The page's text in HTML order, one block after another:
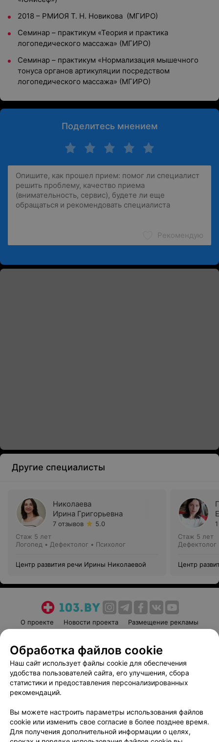
2018 – РМИОЯ Т. Н. Новикова (МГИРО)
Семинар – практикум «Теория и практика
логопедического массажа» (МГИРО)
Семинар – практикум «Нормализация мышечного
тонуса органов артикуляции посредством
логопедического массажа» (МГИРО)
Поделитесь мнением
Рекомендую
Другие специалисты
Николаева
Ирина Григорьевна
7 отзывов
5.0
Стаж 5 лет
Логопед • Дефектолог • Психолог
Центр развития речи Ирины Николаевой
Стаж 5 лет
Дефектолог
Центр
О проекте Новости проекта
Размещение рекламы
Пользовательское соглашение
Способы оплаты
Вакансии
Партнеры
Написать руководителю 103.by
Обработка персональных данных
Обработка файлов cookie
Наш сайт использует файлы cookie для обеспечения
удобства пользователей сайта, его улучшения, сбора
статистики и предоставления персонализированных
рекомендаций.
Вы можете настроить параметры использования файлов
cookie или изменить свое согласие в более позднее время.
Для получения дополнительной информации о целях,